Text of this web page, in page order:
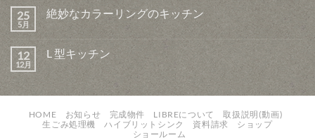
25
5月
絶妙なカラーリングのキッチン
12
12月
L 型キッチン
HOME お知らせ 完成物件 LIBREについて
取扱説明(動画)
生ごみ処理機
ハイブリットシンク 資料請求
ショップ
ショールーム